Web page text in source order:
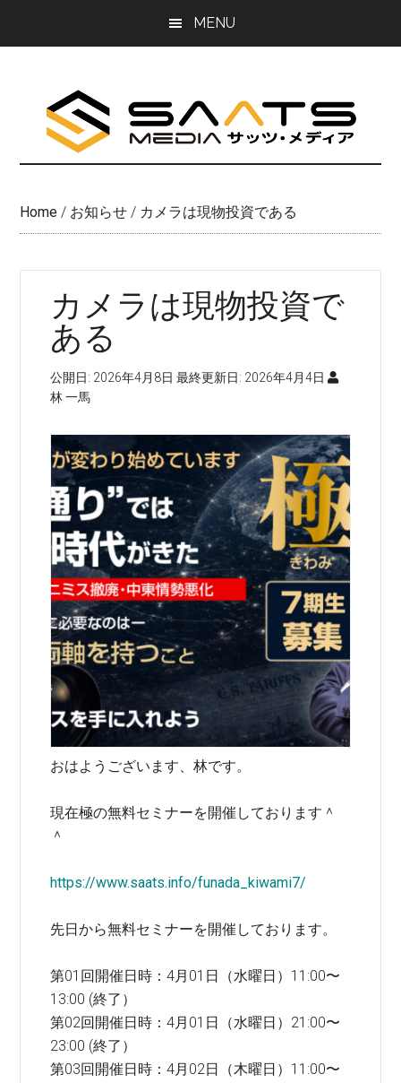
MENU
Home / お知らせ / カメラは現物投資である
カメラは現物投資で
ある
公開日: 2026年4月8日 最終更新日: 2026年4月4日
林 一馬
おはようございます、林です。
現在極の無料セミナーを開催しております＾
＾
https://www.saats.info/funada_kiwami7/
先日から無料セミナーを開催しております。
第01回開催日時：4月01日（水曜日）11:00〜
13:00 (終了）
第02回開催日時：4月01日（水曜日）21:00〜
23:00 (終了）
第03回開催日時：4月02日（木曜日）11:00〜